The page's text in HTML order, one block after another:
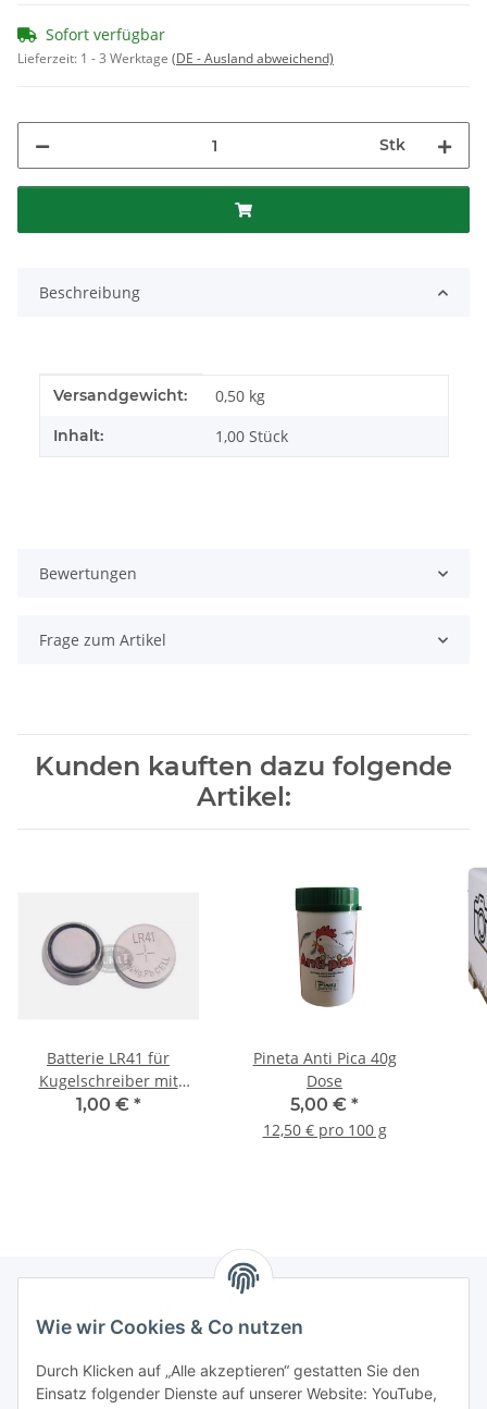
Wie wir Cookies & Co nutzen
Durch Klicken auf „Alle akzeptieren“ gestatten Sie den
Einsatz folgender Dienste auf unserer Website: YouTube,
Sofort verfügbar
Lieferzeit: 1 - 3 Werktage (DE - Ausland abweichend)
Stk
Beschreibung
Produkteigenschaft
Wert
Versandgewicht: 0,50 kg
Inhalt: 1,00 Stück
Bewertungen
Frage zum Artikel
Kunden kauften dazu folgende
Artikel:
Batterie LR41 für
Kugelschreiber mit
Eierlampe 1 Stück
1,00 € *
Pineta Anti Pica 40g
Dose
5,00 € *
12,50 € pro 100 g
Informationen
Gesetzliche Informationen